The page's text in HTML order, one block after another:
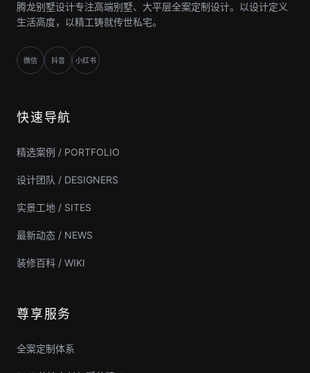
腾龙别墅设计专注高端别墅、大平层全案定制设计。以设计定义
生活高度，以精工铸就传世私宅。
微信 抖音 小红书
快速导航
精选案例 / PORTFOLIO
设计团队 / DESIGNERS
实景工地 / SITES
最新动态 / NEWS
装修百科 / WIKI
尊享服务
全案定制体系